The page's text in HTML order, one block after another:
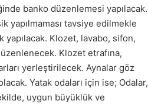
banko düzenlemesi yapılacak.
yapılmaması tavsiye edilmekle
yapılacak. Klozet, lavabo, sifon,
Klozet etrafına,
yerleştirilecek. Aynalar göz
Yatak odaları için ise; Odalar,
uygun büyüklük ve